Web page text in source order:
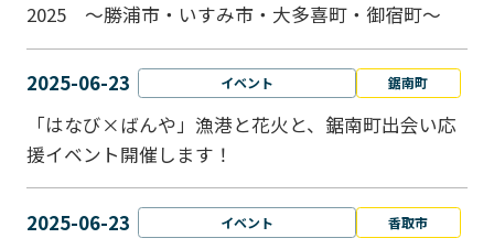
2025 ～勝浦市・いすみ市・大多喜町・御宿町～
2025-06-23 イベント 鋸南町
「はなび×ばんや」漁港と花火と、鋸南町出会い応
援イベント開催します！
2025-06-23 イベント 香取市